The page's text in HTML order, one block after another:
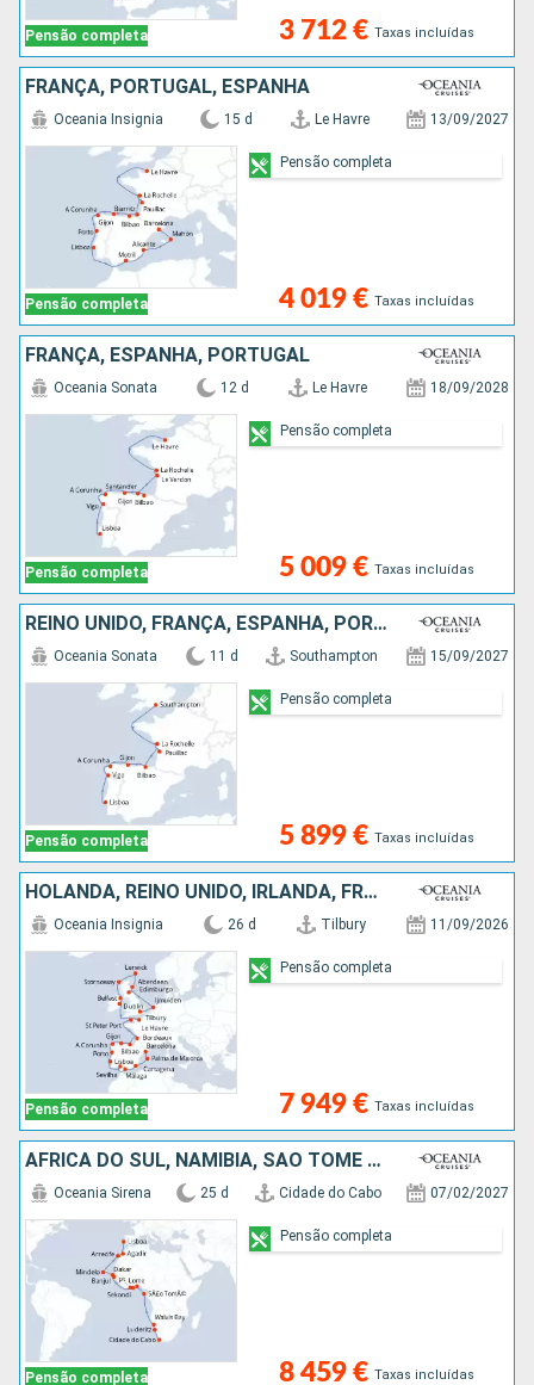
Pensão completa 3 712 € Taxas incluídas
FRANÇA, PORTUGAL, ESPANHA
Pensão completa
Oceania Insignia 15 d Le Havre 13/09/2027
4 019 € Taxas incluídas
Pensão completa
FRANÇA, ESPANHA, PORTUGAL
Pensão completa
Oceania Sonata 12 d Le Havre 18/09/2028
5 009 € Taxas incluídas
Pensão completa
REINO UNIDO, FRANÇA, ESPANHA, PORTUGAL
Pensão completa
Oceania Sonata 11 d Southampton 15/09/2027
5 899 € Taxas incluídas
Pensão completa
HOLANDA, REINO UNIDO, IRLANDA, FRANÇA, ESPANHA, PORTUGAL, MAIORCA
Pensão completa
Oceania Insignia 26 d Tilbury 11/09/2026
7 949 € Taxas incluídas
Pensão completa
AFRICA DO SUL, NAMÍBIA, SAO TOMÉ ET PRINCIPE, TOGO, GANA, COSTA DO MARFIM, REINO UNIDO, SENEGAL, CABO VERDE, LANZAROTE, MARROCOS, PORTUGAL
Pensão completa
Oceania Sirena 25 d Cidade do Cabo 07/02/2027
8 459 € Taxas incluídas
Pensão completa